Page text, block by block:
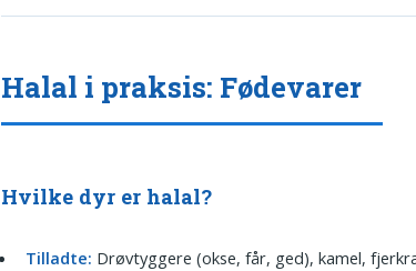
Halal i praksis: Fødevarer
Hvilke dyr er halal?
Tilladte: Drøvtyggere (okse, får, ged), kamel,